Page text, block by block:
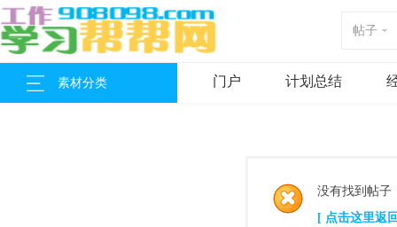
帖子
素材分类 门户 计划总结
没有找到帖子
[ 点击这里返